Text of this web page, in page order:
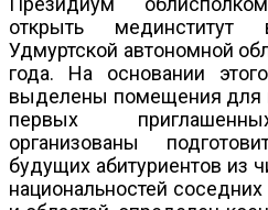
открыть
Удмуртской автономной
года. На основании
выделены помещения для
первых
организованы
будущих абитуриентов из
национальностей